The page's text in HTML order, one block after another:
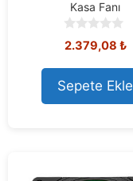
Kasa Fanı
0
o
u
t
o
f
2.379,08 ₺
Sepete Ekle